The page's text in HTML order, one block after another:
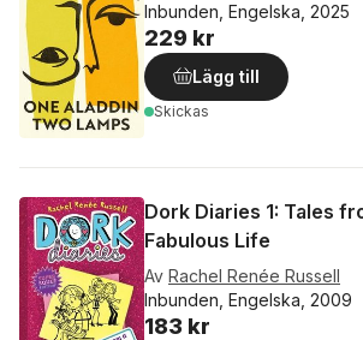
Inbunden, Engelska, 2025
229 kr
Lägg till
Skickas
Dork Diaries 1: Tales
Fabulous Life
Av Rachel Renée Russell
Inbunden, Engelska, 2009
183 kr